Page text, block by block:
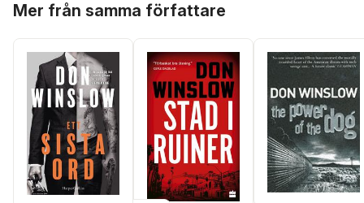
Mer från samma författare